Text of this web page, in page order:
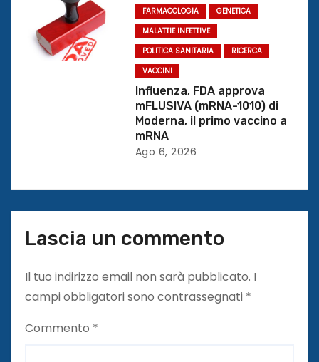
o
FARMACOLOGIA
GENETICA
MALATTIE INFETTIVE
POLITICA SANITARIA
RICERCA
VACCINI
Influenza, FDA approva
mFLUSIVA (mRNA-1010) di
Moderna, il primo vaccino a
mRNA
Ago 6, 2026
Lascia un commento
Il tuo indirizzo email non sarà pubblicato. I
campi obbligatori sono contrassegnati *
Commento *